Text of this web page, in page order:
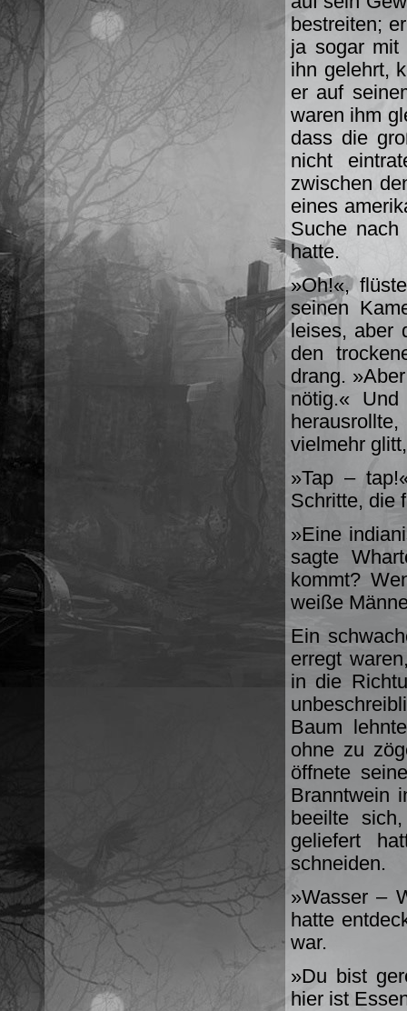
bestreiten;
ja sogar mit
ihn gelehrt,
er auf
waren ihm
dass die
nicht
zwischen
eines
Suche nach
hatte.
»Oh!«,
seinen
leises, aber
den
drang.
nötig.«
vielmehr
»Tap –
Schritte, die
»Eine
sagte
kommt?
weiße
Ein
erregt
in die
Baum
ohne zu
öffnete
Branntwein
beeilte
geliefert
schneiden.
»Wasser –
hatte
war.
»Du bist
hier ist